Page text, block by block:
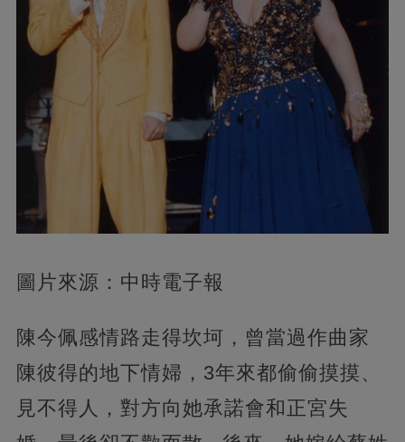
圖片來源：中時電子報
陳今佩感情路走得坎坷，曾當過作曲家
陳彼得的地下情婦，3年來都偷偷摸摸、
見不得人，對方向她承諾會和正宮失